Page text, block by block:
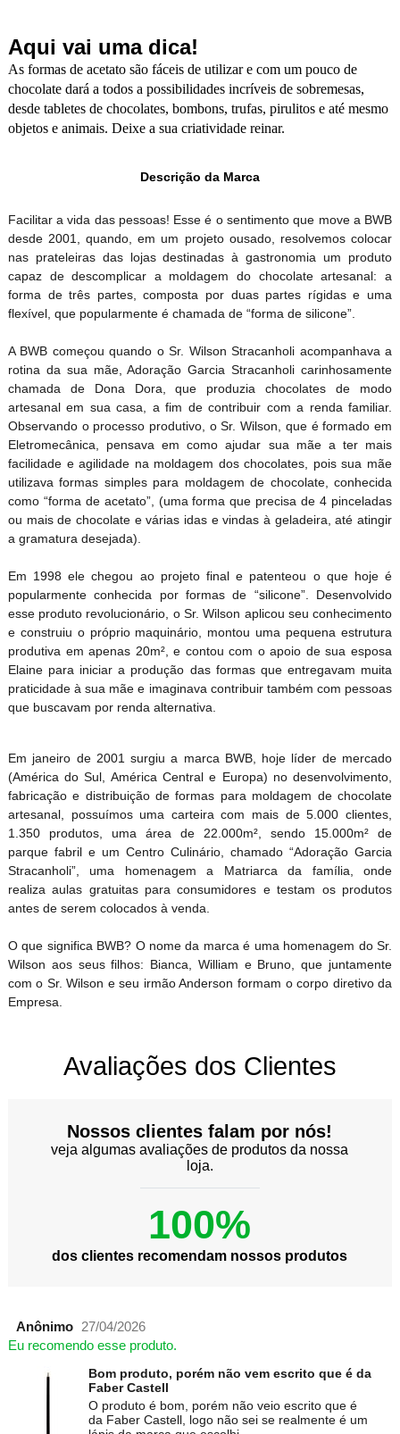
Aqui vai uma dica!
As formas de acetato são fáceis de utilizar e com um pouco de
chocolate dará a todos a possibilidades incríveis de sobremesas,
desde tabletes de chocolates, bombons, trufas, pirulitos e até mesmo
objetos e animais. Deixe a sua criatividade reinar.
Descrição da Marca
Facilitar a vida das pessoas! Esse é o sentimento que move a BWB
desde 2001, quando, em um projeto ousado, resolvemos colocar
nas prateleiras das lojas destinadas à gastronomia um produto
capaz de descomplicar a moldagem do chocolate artesanal: a
forma de três partes, composta por duas partes rígidas e uma
flexível, que popularmente é chamada de “forma de silicone”.
A BWB começou quando o Sr. Wilson Stracanholi acompanhava a
rotina da sua mãe, Adoração Garcia Stracanholi carinhosamente
chamada de Dona Dora, que produzia chocolates de modo
artesanal em sua casa, a fim de contribuir com a renda familiar.
Observando o processo produtivo, o Sr. Wilson, que é formado em
Eletromecânica, pensava em como ajudar sua mãe a ter mais
facilidade e agilidade na moldagem dos chocolates, pois sua mãe
utilizava formas simples para moldagem de chocolate, conhecida
como “forma de acetato”, (uma forma que precisa de 4 pinceladas
ou mais de chocolate e várias idas e vindas à geladeira, até atingir
a gramatura desejada).
Em 1998 ele chegou ao projeto final e patenteou o que hoje é
popularmente conhecida por formas de “silicone”. Desenvolvido
esse produto revolucionário, o Sr. Wilson aplicou seu conhecimento
e construiu o próprio maquinário, montou uma pequena estrutura
produtiva em apenas 20m², e contou com o apoio de sua esposa
Elaine para iniciar a produção das formas que entregavam muita
praticidade à sua mãe e imaginava contribuir também com pessoas
que buscavam por renda alternativa.
Em janeiro de 2001 surgiu a marca BWB, hoje líder de mercado
(América do Sul, América Central e Europa) no desenvolvimento,
fabricação e distribuição de formas para moldagem de chocolate
artesanal, possuímos uma carteira com mais de 5.000 clientes,
1.350 produtos, uma área de 22.000m², sendo 15.000m² de
parque fabril e um Centro Culinário, chamado “Adoração Garcia
Stracanholi”, uma homenagem a Matriarca da família, onde
realiza aulas gratuitas para consumidores e testam os produtos
antes de serem colocados à venda.
O que significa BWB? O nome da marca é uma homenagem do Sr.
Wilson aos seus filhos: Bianca, William e Bruno, que juntamente
com o Sr. Wilson e seu irmão Anderson formam o corpo diretivo da
Empresa.
Avaliações dos Clientes
Nossos clientes falam por nós!
veja algumas avaliações de produtos da nossa
loja.
100%
dos clientes recomendam nossos produtos
Anônimo
27/04/2026
Eu recomendo esse produto.
Bom produto, porém não vem escrito que é da
Faber Castell
O produto é bom, porém não veio escrito que é
da Faber Castell, logo não sei se realmente é um